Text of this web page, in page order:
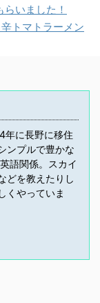
いました！
トマトラーメン
年に長野に移住
ンプルで豊かな
語関係。スカイ
どを教えたりし
くやっていま